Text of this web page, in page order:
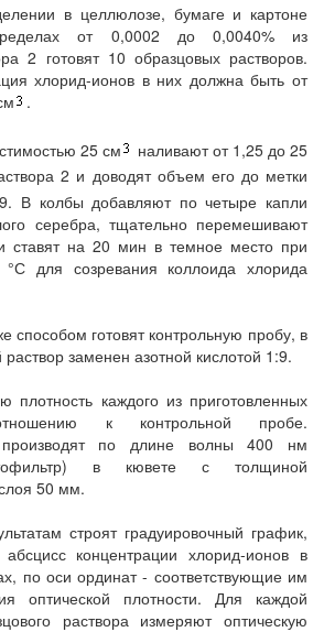
в целлюлозе, бумаге и картоне
от 0,0002 до 0,0040% из
2 готовят 10 образцовых растворов.
хлорид-ионов в них должна быть от
.
25 см
наливают от 1,25 до 25
2 и доводят объем его до метки
В колбы добавляют по четыре капли
серебра, тщательно перемешивают
ставят на 20 мин в темное место при
°С для созревания коллоида хлорида
способом готовят контрольную пробу, в
заменен азотной кислотой 1:9.
плотность каждого из приготовленных
к контрольной пробе.
производят по длине волны 400 нм
в кювете с толщиной
50 мм.
строят градуировочный график,
концентрации хлорид-ионов в
по оси ординат - соответствующие им
оптической плотности. Для каждой
раствора измеряют оптическую